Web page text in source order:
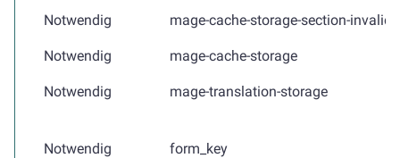
Notwendig mage-cache-storage-section-
Notwendig mage-cache-storage
Notwendig mage-translation-storage
Notwendig form_key